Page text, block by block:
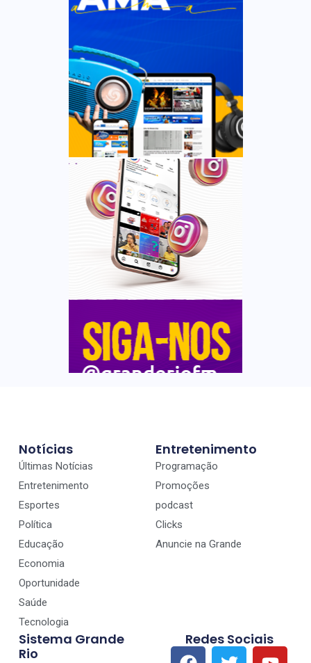
Notícias
Últimas Notícias
Entretenimento
Esportes
Política
Educação
Economia
Oportunidade
Saúde
Tecnologia
Entretenimento
Programação
Promoções
podcast
Clicks
Anuncie na Grande
Sistema Grande
Rio
Redes Sociais